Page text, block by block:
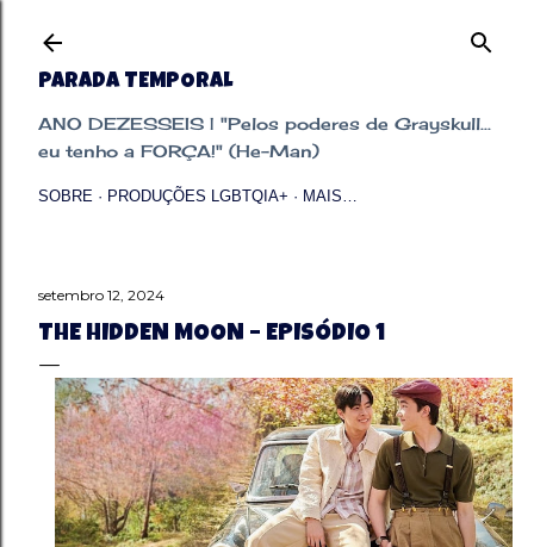
PARADA TEMPORAL
ANO DEZESSEIS | "Pelos poderes de Grayskull...
eu tenho a FORÇA!" (He-Man)
SOBRE PRODUÇÕES LGBTQIA+ MAIS…
setembro 12, 2024
THE HIDDEN MOON – EPISÓDIO 1